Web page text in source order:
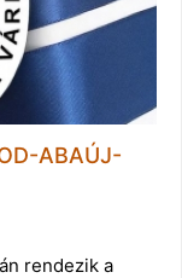
ABAÚJ-
rendezik a